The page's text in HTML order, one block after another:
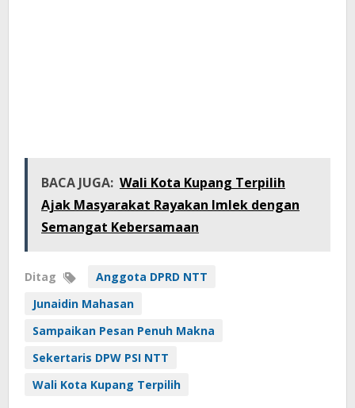
BACA JUGA: Wali Kota Kupang Terpilih
Ajak Masyarakat Rayakan Imlek dengan
Semangat Kebersamaan
Ditag
Anggota DPRD NTT
Junaidin Mahasan
Sampaikan Pesan Penuh Makna
Sekertaris DPW PSI NTT
Wali Kota Kupang Terpilih